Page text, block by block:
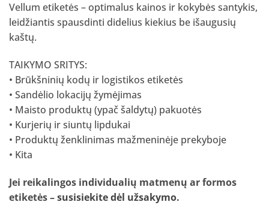
Vellum etiketės – optimalus kainos ir kokybės santykis,
leidžiantis spausdinti didelius kiekius be išaugusių
kaštų.
TAIKYMO SRITYS:
• Brūkšninių kodų ir logistikos etiketės
• Sandėlio lokacijų žymėjimas
• Maisto produktų (ypač šaldytų) pakuotės
• Kurjerių ir siuntų lipdukai
• Produktų ženklinimas mažmeninėje prekyboje
• Kita
Jei reikalingos individualių matmenų ar formos
etiketės –susisiekite dėl užsakymo.